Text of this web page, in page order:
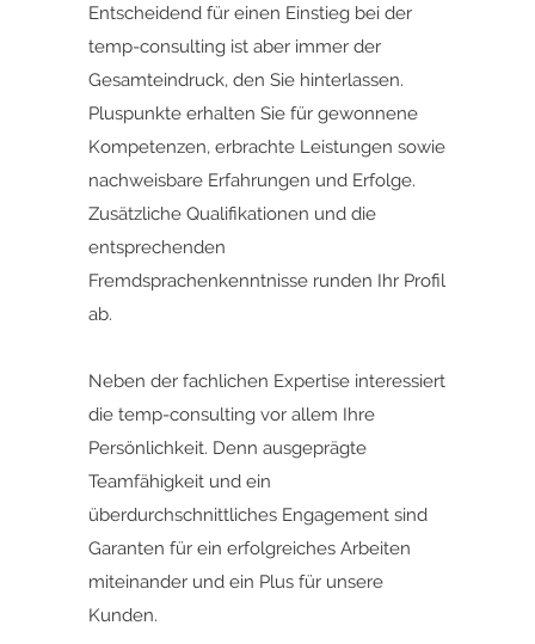
Entscheidend für einen Einstieg bei der
temp-consulting ist aber immer der
Gesamteindruck, den Sie hinterlassen.
Pluspunkte erhalten Sie für gewonnene
Kompetenzen, erbrachte Leistungen sowie
nachweisbare Erfahrungen und Erfolge.
Zusätzliche Qualifikationen und die
entsprechenden
Fremdsprachenkenntnisse runden Ihr Profil
ab.
Neben der fachlichen Expertise interessiert
die temp-consulting vor allem Ihre
Persönlichkeit. Denn ausgeprägte
Teamfähigkeit und ein
überdurchschnittliches Engagement sind
Garanten für ein erfolgreiches Arbeiten
miteinander und ein Plus für unsere
Kunden.